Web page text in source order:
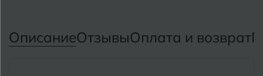
ОписаниеОтзывыОплата и возврат